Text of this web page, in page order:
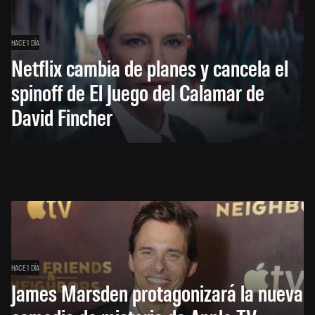
HACE 1 DÍA
Netflix cambia de planes y cancela el
spinoff de El Juego del Calamar de
David Fincher
HACE 1 DÍA
James Marsden protagonizará la nueva